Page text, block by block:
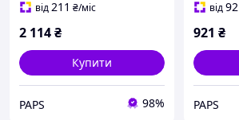
від211 ₴/міс
2 114₴
Купити
PAPS 98%
від92
921 ₴
PAPS